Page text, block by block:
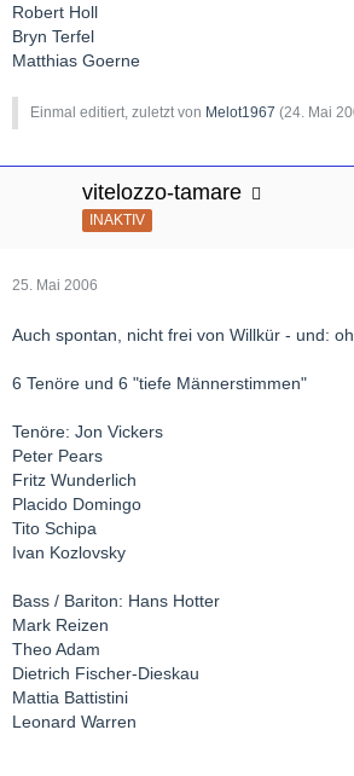
Robert Holl
Bryn Terfel
Matthias Goerne
Einmal editiert, zuletzt von Melot1967 (24. Mai
vitelozzo-tamare
INAKTIV
25. Mai 2006
Auch spontan, nicht frei von Willkür - und:
6 Tenöre und 6 "tiefe Männerstimmen"
Tenöre: Jon Vickers
Peter Pears
Fritz Wunderlich
Placido Domingo
Tito Schipa
Ivan Kozlovsky
Bass / Bariton: Hans Hotter
Mark Reizen
Theo Adam
Dietrich Fischer-Dieskau
Mattia Battistini
Leonard Warren